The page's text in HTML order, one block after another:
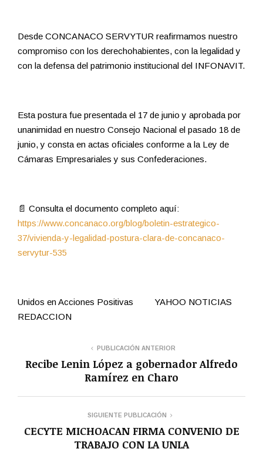
Desde CONCANACO SERVYTUR reafirmamos nuestro
compromiso con los derechohabientes, con la legalidad y
con la defensa del patrimonio institucional del INFONAVIT.
Esta postura fue presentada el 17 de junio y aprobada por
unanimidad en nuestro Consejo Nacional el pasado 18 de
junio, y consta en actas oficiales conforme a la Ley de
Cámaras Empresariales y sus Confederaciones.
📄 Consulta el documento completo aquí:
https://www.concanaco.org/blog/boletin-estrategico-
37/vivienda-y-legalidad-postura-clara-de-concanaco-
servytur-535
Unidos en Acciones Positivas YAHOO NOTICIAS
REDACCION
PUBLICACIÓN ANTERIOR
Recibe Lenin López a gobernador Alfredo
Ramírez en Charo
SIGUIENTE PUBLICACIÓN
CECYTE MICHOACAN FIRMA CONVENIO DE
TRABAJO CON LA UNLA